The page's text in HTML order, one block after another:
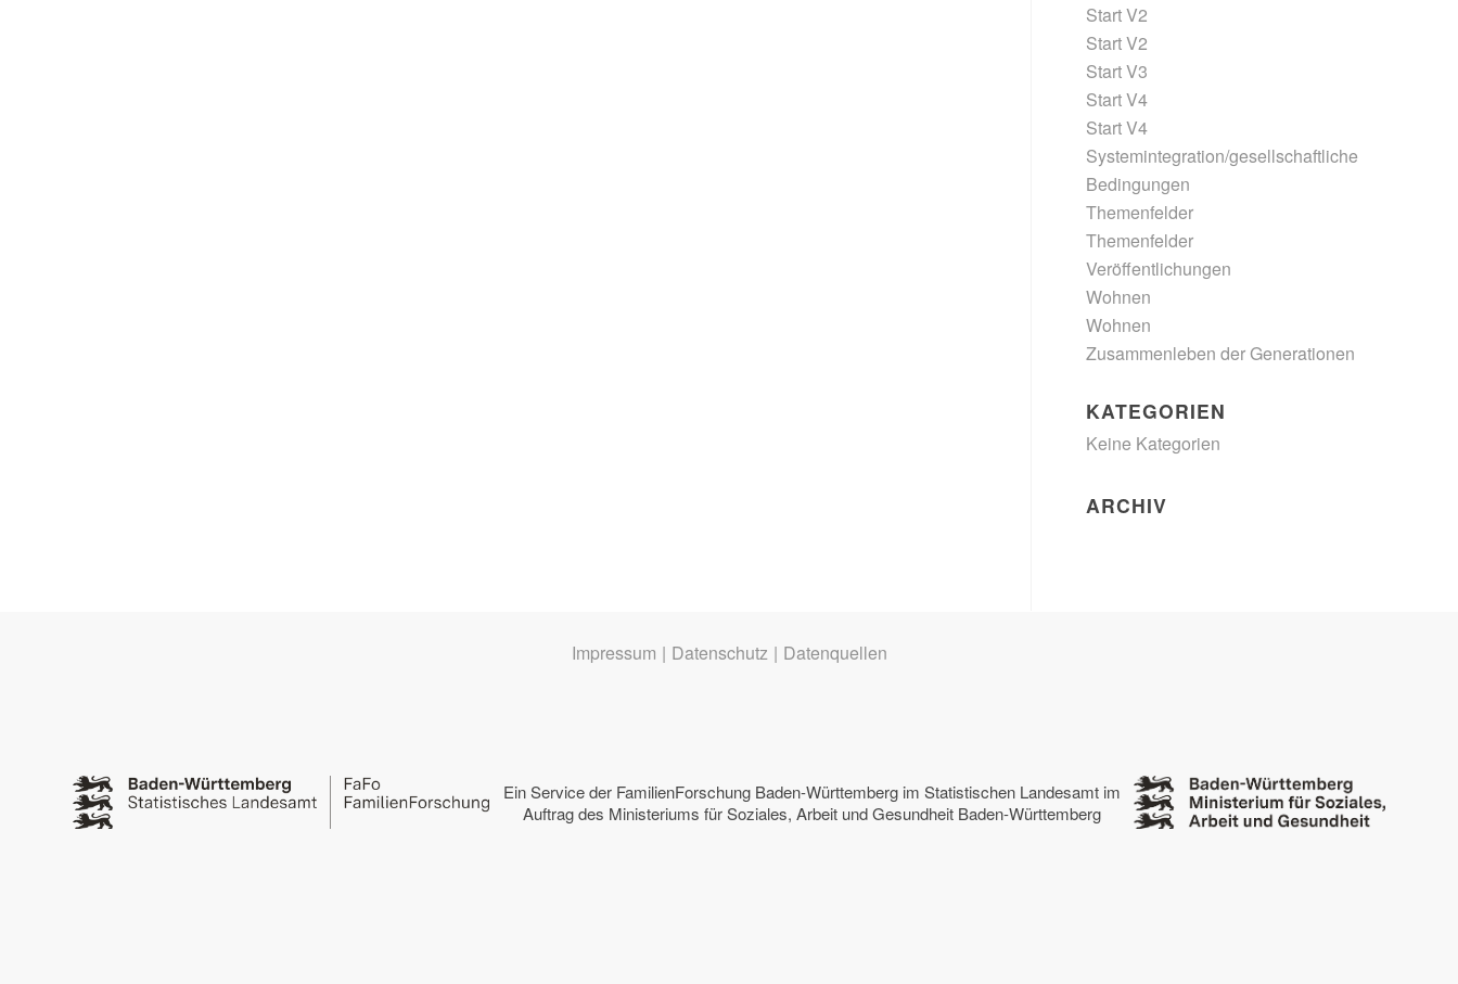
Start V2
Start V2
Start V3
Start V4
Start V4
Systemintegration/gesellschaftliche
Bedingungen
Themenfelder
Themenfelder
Veröffentlichungen
Wohnen
Wohnen
Zusammenleben der Generationen
KATEGORIEN
Keine Kategorien
ARCHIV
Impressum | Datenschutz | Datenquellen
Ein Service der FamilienForschung Baden-Württembergim Statistischen Landesamt im
Auftrag des Ministeriums für Soziales, Arbeit und Gesundheit Baden-Württemberg